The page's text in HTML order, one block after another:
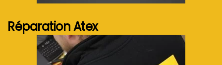
Réparation Atex